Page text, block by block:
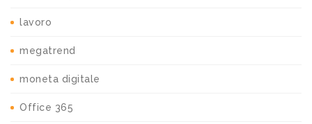
lavoro
megatrend
moneta digitale
Office 365